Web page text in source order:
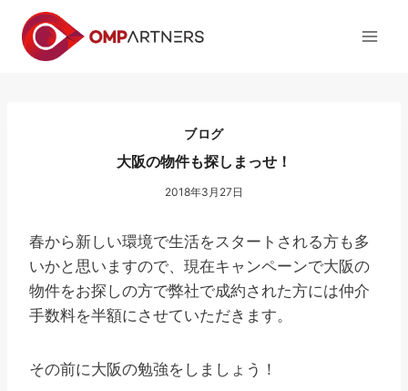
ブログ
大阪の物件も探しまっせ！
2018年3月27日
春から新しい環境で生活をスタートされる方も多
いかと思いますので、現在キャンペーンで大阪の
物件をお探しの方で弊社で成約された方には仲介
手数料を半額にさせていただきます。
その前に大阪の勉強をしましょう！